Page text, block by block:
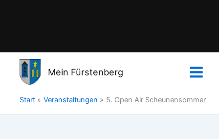
Mein Fürstenberg
Start Veranstaltungen 5. Open Air Scheunensommer
Datenschutzerklärung